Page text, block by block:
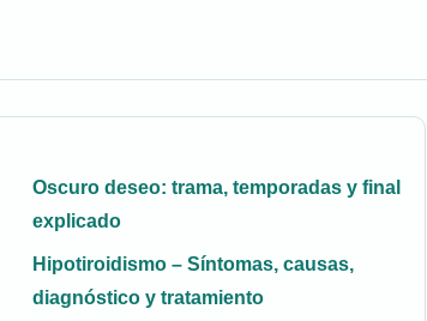
Oscuro deseo: trama, temporadas y final
explicado
Hipotiroidismo – Síntomas, causas,
diagnóstico y tratamiento